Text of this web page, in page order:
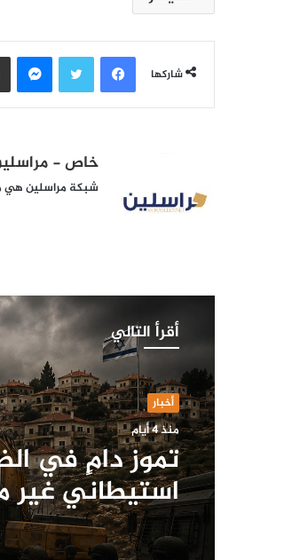
شاركها
فيسبوكتويتر
خاص -
شبكة مراسلين هي
أقرأ التالي
أخبار
منذ 4 أيام
تموز دامٍ في
استيطاني